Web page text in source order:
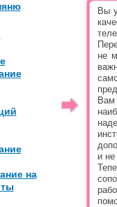
на
Вы
не
Вам
и